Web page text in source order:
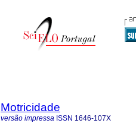
Motricidade
versão impressa ISSN 1646-107X